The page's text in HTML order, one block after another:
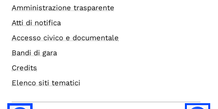
Amministrazione trasparente
Atti di notifica
Accesso civico e documentale
Bandi di gara
Credits
Elenco siti tematici